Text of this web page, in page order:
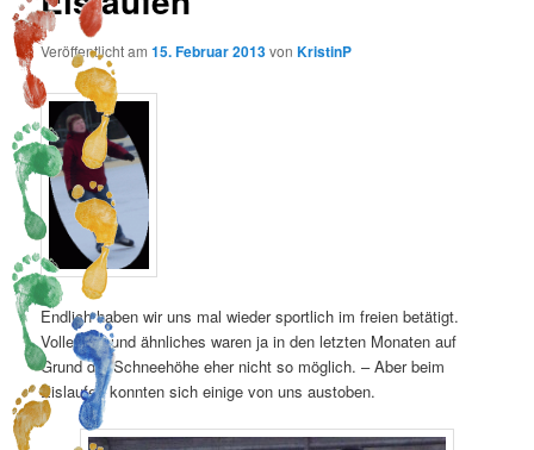
Veröffentlicht am15. Februar 2013vonKristinP
Endlich haben wir uns mal wieder sportlich im freien betätigt.
Volleyball und ähnliches waren ja in den letzten Monaten auf
Grund der Schneehöhe eher nicht so möglich. – Aber beim
Eislaufen konnten sich einige von uns austoben.